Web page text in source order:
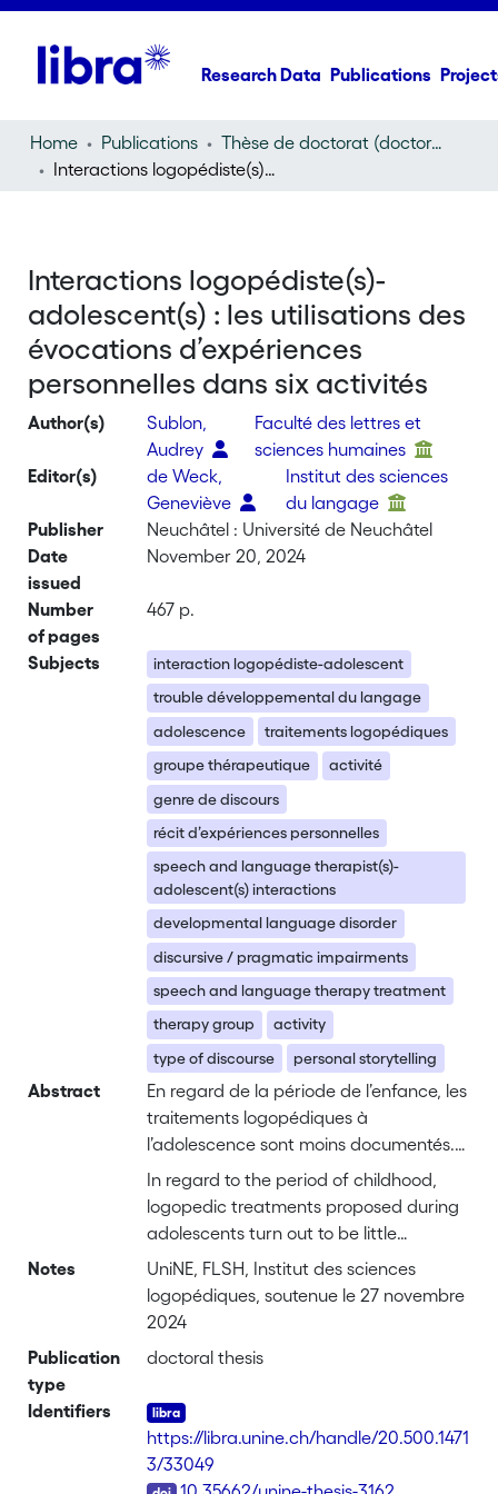
Research Data Publications
Home Publications
Thèse de doctorat (doctoral thesis)
Interactions logopédiste(s)-adolescent(s) : les utilisations des évocations d’expériences personnelles dans six activités
Interactions logopédiste(s)-
adolescent(s) : les utilisations des
évocations d’expériences
personnelles dans six activités
Author(s)
Sublon,
Audrey
Faculté des lettres et
sciences humaines
Editor(s)
de Weck,
Geneviève
Institut des sciences
du langage
Publisher
Neuchâtel : Université de Neuchâtel
Date
issued
November 20, 2024
Number
of pages
467 p.
Subjects
interaction logopédiste-adolescent
trouble développemental du langage
adolescence
traitements logopédiques
groupe thérapeutique
activité
genre de discours
récit d’expériences personnelles
speech and language therapist(s)-
adolescent(s) interactions
developmental language disorder
discursive / pragmatic impairments
speech and language therapy treatment
therapy group
activity
type of discourse
personal storytelling
Abstract
En regard de la période de l’enfance, les
traitements logopédiques à
l’adolescence sont moins documentés. Il
est pourtant attesté qu’ils s’avèrent
efficaces et que les adolescents
expriment leur satisfaction lorsqu’une
leurs difficultés langagières. Face à ce
manque, nous avons pour objectif de
documenter les pratiques
interactionnelles du traitement
des évocations d’expériences
personnelles, thématique d’autant plus
pertinente que la capacité à produire
In regard to the period of childhood,
logopedic treatments proposed during
adolescents turn out to be little
documented even though it is
nevertheless attested that they prove to
be effective and that adolescents
provided to overcome their linguistic
of documentation, our objective is to
document interactive practices during
logopedic treatment of adolescents
Notes
UniNE, FLSH, Institut des sciences
logopédiques, soutenue le 27 novembre
2024
Publication
type
doctoral thesis
Identifiers
https://libra.unine.ch/handle/20.500.1471
3/33049